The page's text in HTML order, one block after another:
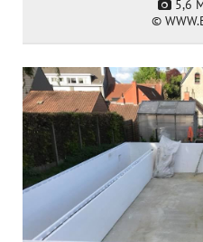
5,6
©